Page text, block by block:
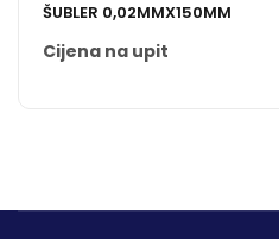
ŠUBLER 0,02MMX150MM
Cijena na upit